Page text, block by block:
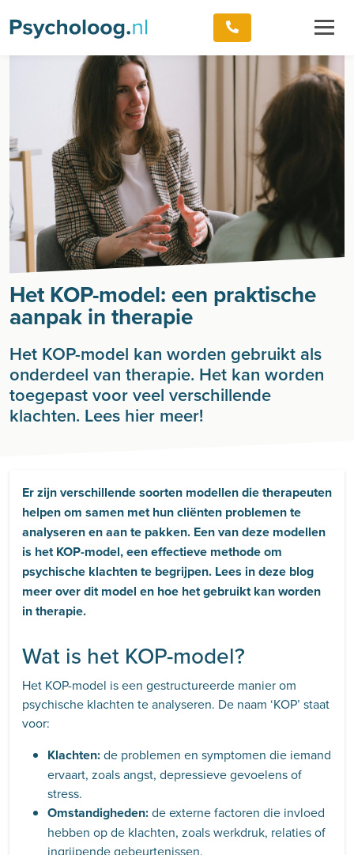
Het KOP-model: een praktische
aanpak in therapie
Het KOP-model kan worden gebruikt als
onderdeel van therapie. Het kan worden
toegepast voor veel verschillende
klachten. Lees hier meer!
Er zijn verschillende soorten modellen die therapeuten
helpen om samen met hun cliënten problemen te
analyseren en aan te pakken. Een van deze modellen
is het KOP-model, een effectieve methode om
psychische klachten te begrijpen. Lees in deze blog
meer over dit model en hoe het gebruikt kan worden
in therapie.
Wat is het KOP-model?
Het KOP-model is een gestructureerde manier om
psychische klachten te analyseren. De naam ‘KOP’ staat
voor:
Klachten:de problemen en symptomen die iemand
ervaart, zoals angst, depressieve gevoelens of
stress.
Omstandigheden:de externe factoren die invloed
hebben op de klachten, zoals werkdruk, relaties of
ingrijpende gebeurtenissen.